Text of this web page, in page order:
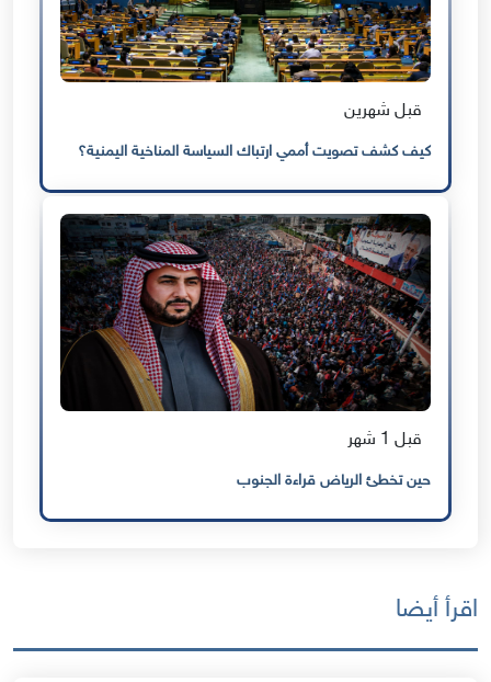
قبل شهرين
كيف كشف تصويت أممي ارتباك السياسة المناخية اليمنية؟
قبل 1 شهر
حين تخطئ الرياض قراءة الجنوب
اقرأ أيضا